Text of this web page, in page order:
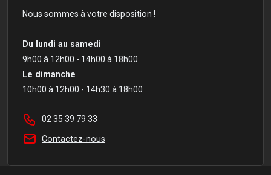
Nous sommes à votre disposition !
Du lundi au samedi
9h00 à 12h00 - 14h00 à 18h00
Le dimanche
10h00 à 12h00 - 14h30 à 18h00
02 35 39 79 33
Contactez-nous